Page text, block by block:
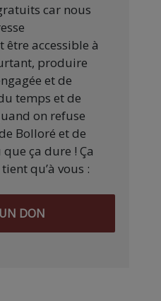
car nous
accessible à
produire
et de
temps et de
on refuse
Bolloré et de
ça dure ! Ça
qu’à vous :
DON